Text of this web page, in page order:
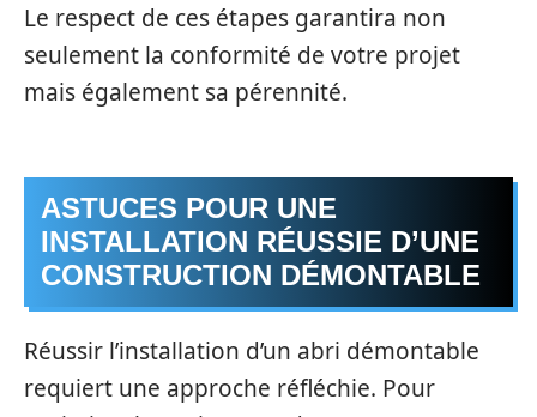
Le respect de ces étapes garantira non
seulement la conformité de votre projet
mais également sa pérennité.
ASTUCES POUR UNE
INSTALLATION RÉUSSIE D’UNE
CONSTRUCTION DÉMONTABLE
Réussir l’installation d’un abri démontable
requiert une approche réfléchie. Pour